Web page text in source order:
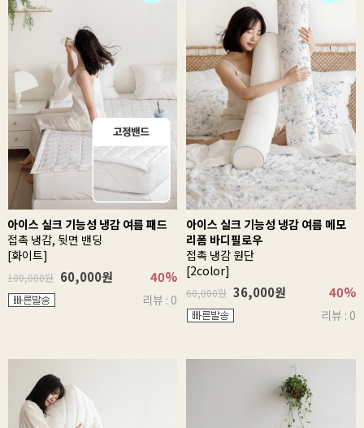
아이스 실크 기능성 냉감 여름 패드
접촉 냉감, 뒷면 밴딩
[화이트]
100,000원 60,000원 40%
리뷰 : 0
아이스 실크 기능성 냉감 여름 메모
리폼 바디필로우
접촉 냉감 원단
[2color]
60,000원 36,000원 40%
리뷰 : 0